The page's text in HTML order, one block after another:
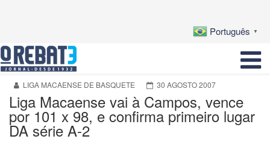
Português ▼
LIGA MACAENSE DE BASQUETE 30 AGOSTO 2007
Liga Macaense vai à Campos, vence
por 101 x 98, e confirma primeiro lugar
DA série A-2